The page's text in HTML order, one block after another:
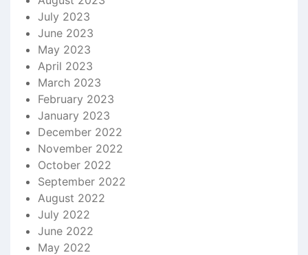
July 2023
June 2023
May 2023
April 2023
March 2023
February 2023
January 2023
December 2022
November 2022
October 2022
September 2022
August 2022
July 2022
June 2022
May 2022